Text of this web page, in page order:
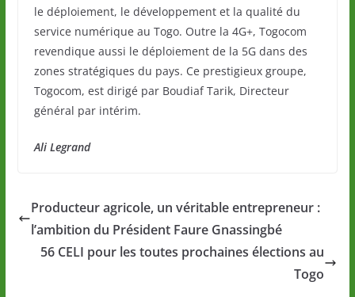
le déploiement, le développement et la qualité du
service numérique au Togo. Outre la 4G+, Togocom
revendique aussi le déploiement de la 5G dans des
zones stratégiques du pays. Ce prestigieux groupe,
Togocom, est dirigé par Boudiaf Tarik, Directeur
général par intérim.
Ali Legrand
Producteur agricole, un véritable entrepreneur :
l’ambition du Président Faure Gnassingbé
56 CELI pour les toutes prochaines élections au
Togo